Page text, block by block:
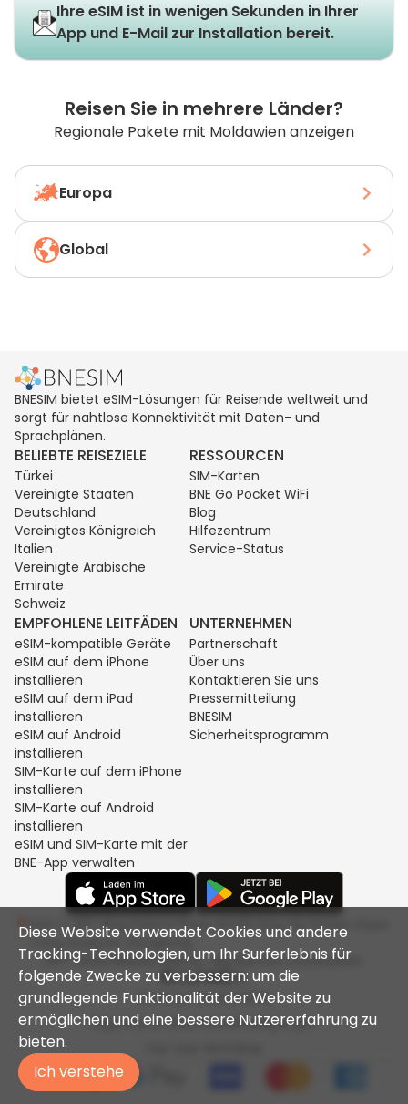
Ihre eSIM ist in wenigen Sekunden in Ihrer
App und E-Mail zur Installation bereit.
Reisen Sie in mehrere Länder?
Regionale Pakete mit Moldawien anzeigen
Europa
Global
BNESIM bietet eSIM-Lösungen für Reisende weltweit und
sorgt für nahtlose Konnektivität mit Daten- und
Sprachplänen.
BELIEBTE REISEZIELE
Türkei
Vereinigte Staaten
Deutschland
Vereinigtes Königreich
Italien
Vereinigte Arabische
Emirate
Schweiz
RESSOURCEN
SIM-Karten
BNE Go Pocket WiFi
Blog
Hilfezentrum
Service-Status
EMPFOHLENE LEITFÄDEN
eSIM-kompatible Geräte
eSIM auf dem iPhone
installieren
eSIM auf dem iPad
installieren
eSIM auf Android
installieren
SIM-Karte auf dem iPhone
installieren
SIM-Karte auf Android
installieren
eSIM und SIM-Karte mit der
BNE-App verwalten
UNTERNEHMEN
Partnerschaft
Über uns
Kontaktieren Sie uns
Pressemitteilung
BNESIM
Sicherheitsprogramm
Unit C, 8/F, King Palace Plaza, NO:55 King Yip Street, Kwun
Tong, Kowloon, Hongkong
2017-2026 BNESIM LIMITED. Alle Rechte vorbehalten.
Datenschutzrichtlinie
Allgemeine Geschäftsbedingungen
Diese Website verwendet Cookies und andere
Tracking-Technologien, um Ihr Surferlebnis für
folgende Zwecke zu verbessern: um die
grundlegende Funktionalität der Website zu
ermöglichen und eine bessere Nutzererfahrung zu
bieten.
Ich verstehe